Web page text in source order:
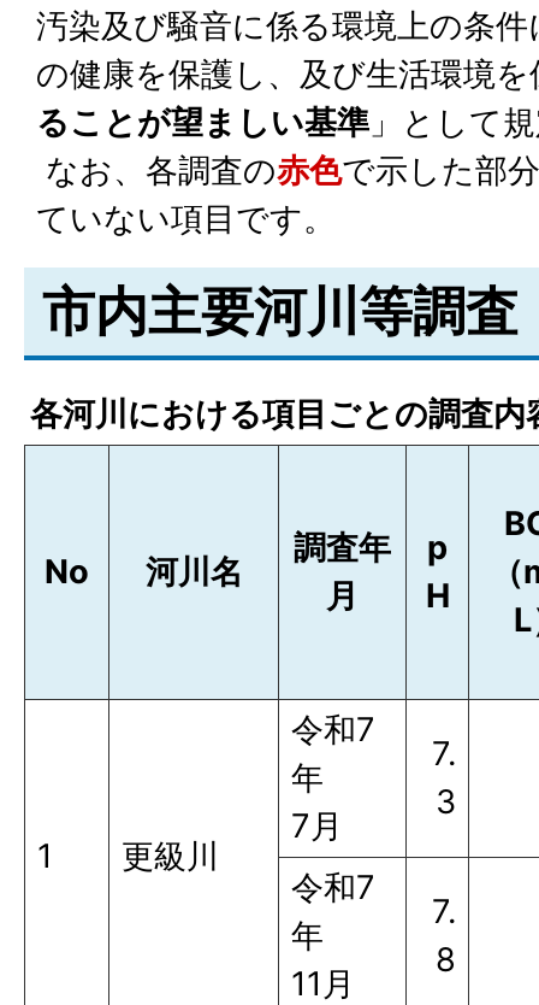
汚染及び騒音に係る環境上の条
の健康を保護し、及び生活環境
ることが望ましい基準 」として
なお、各調査の赤色で示した部
ていない項目です。
市内主要河川等調査
各河川における項目ごとの調査内
No 河川名
調査年
月
p
H
1 更級川
令和7
年
7月
7.
3
令和7
年
11月
7.
8